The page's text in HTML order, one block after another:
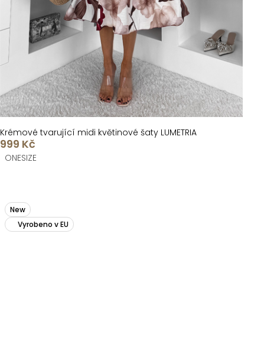
Krémové tvarující midi květinové šaty LUMETRIA
999 Kč
ONESIZE
New
Vyrobeno v EU